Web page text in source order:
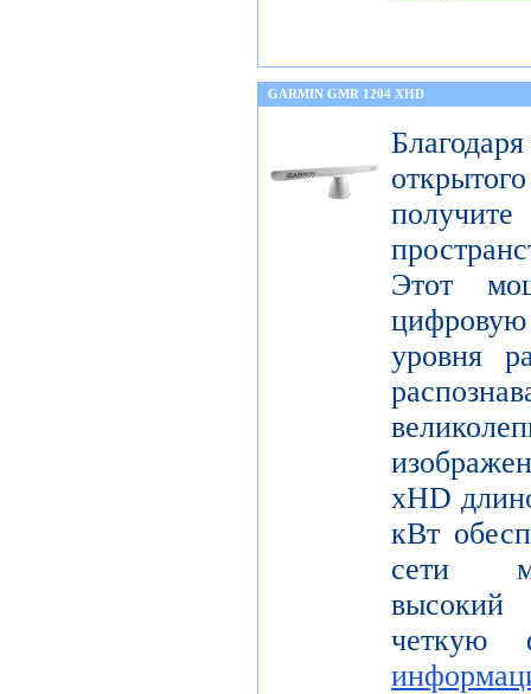
GARMIN GMR 1204 XHD
Этот
уровня
xHD
кВт
сети
высокий
четкую